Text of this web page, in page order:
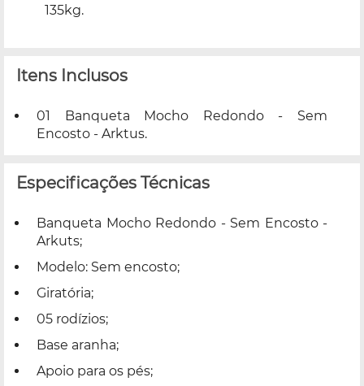
135kg.
Itens Inclusos
01 Banqueta Mocho Redondo - Sem
Encosto - Arktus.
Especificações Técnicas
Banqueta Mocho Redondo - Sem Encosto -
Arkuts;
Modelo: Sem encosto;
Giratória;
05 rodízios;
Base aranha;
Apoio para os pés;